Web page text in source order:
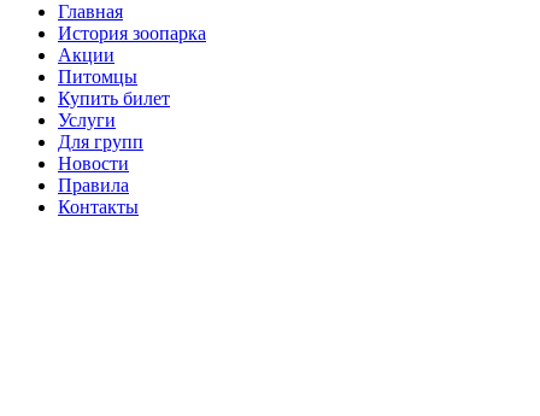
Главная
История зоопарка
Акции
Питомцы
Купить билет
Услуги
Для групп
Новости
Правила
Контакты